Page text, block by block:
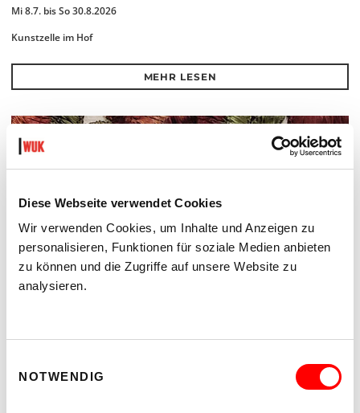
Diese Webseite verwendet Cookies
Wir verwenden Cookies, um Inhalte und Anzeigen zu
personalisieren, Funktionen für soziale Medien anbieten
zu können und die Zugriffe auf unsere Website zu
analysieren.
NOTWENDIG
Mi 8.7. bis So 30.8.2026
Kunstzelle im Hof
MEHR LESEN
SECOND NATURE
EINE AUSSTELLUNG VON RITA KÄMMERER